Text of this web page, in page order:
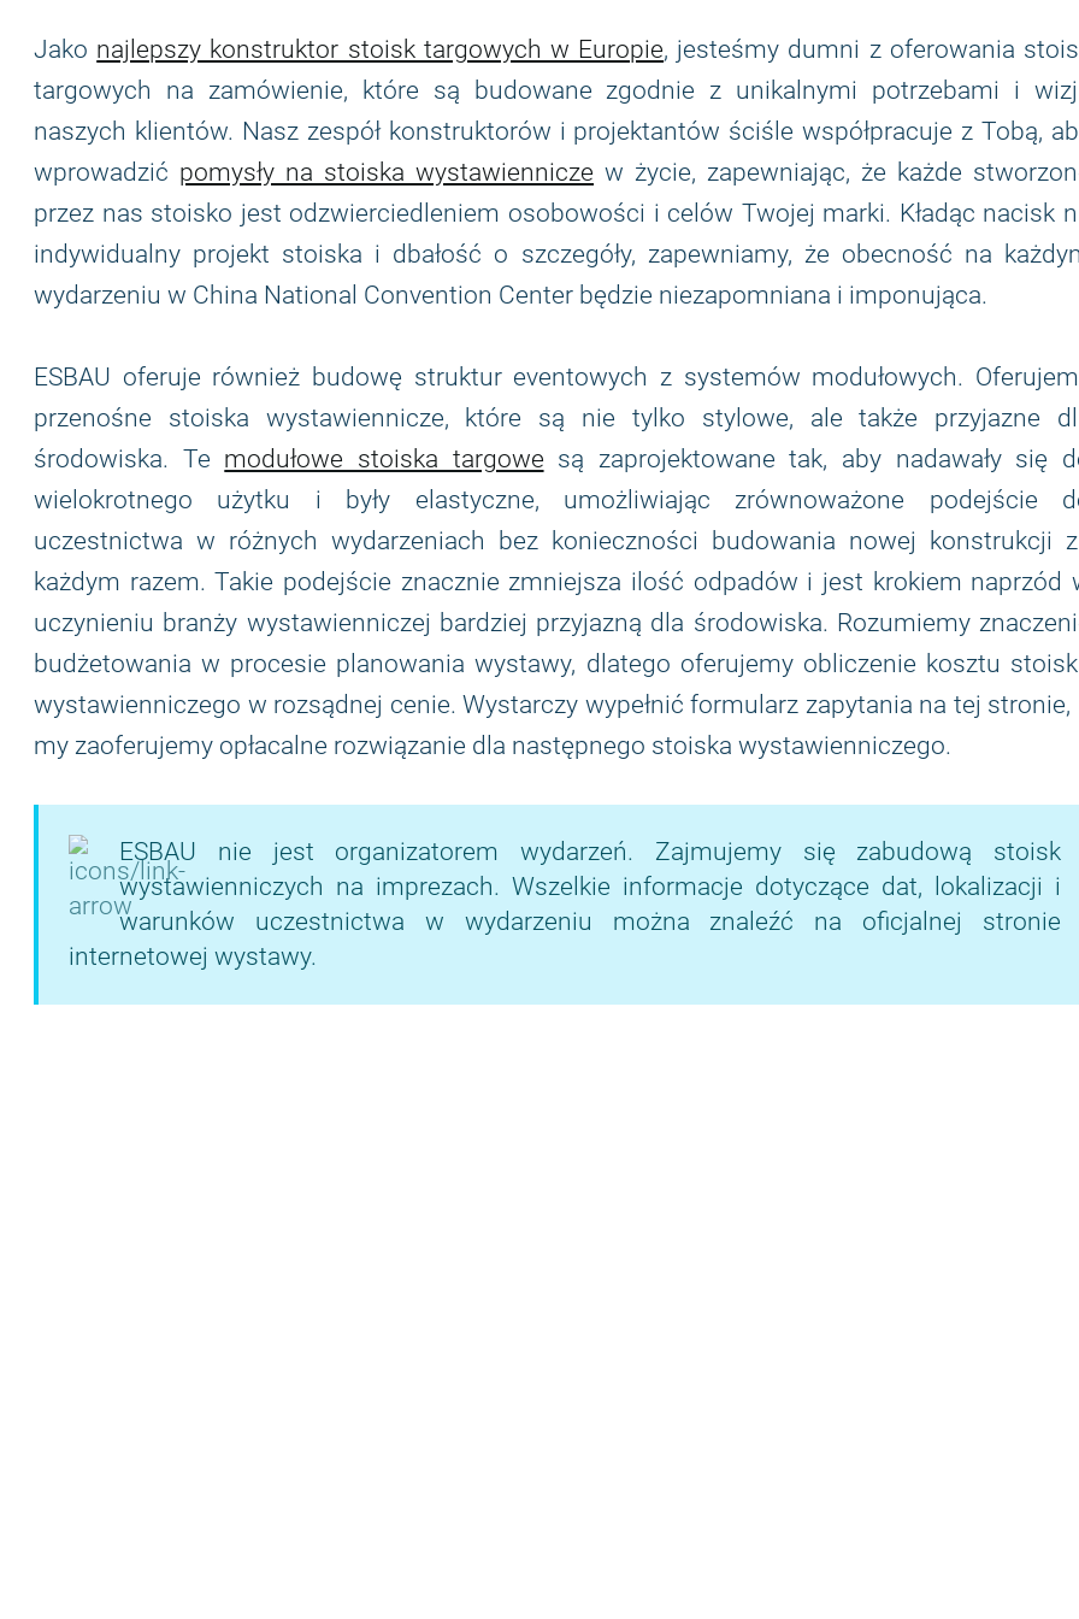
Jako najlepszy konstruktor stoisk targowych w Europie, jesteśmy dumni z oferowania
targowych na zamówienie, które są budowane zgodnie z unikalnymi potrzebami i
naszych klientów. Nasz zespół konstruktorów i projektantów ściśle współpracuje z Tobą,
wprowadzić pomysły na stoiska wystawiennicze w życie, zapewniając, że każde
przez nas stoisko jest odzwierciedleniem osobowości i celów Twojej marki. Kładąc nacisk
indywidualny projekt stoiska i dbałość o szczegóły, zapewniamy, że obecność na
wydarzeniu w China National Convention Center będzie niezapomniana i imponująca.
ESBAU oferuje również budowę struktur eventowych z systemów modułowych.
przenośne stoiska wystawiennicze, które są nie tylko stylowe, ale także przyjazne
środowiska. Te modułowe stoiska targowe są zaprojektowane tak, aby nadawały się
wielokrotnego użytku i były elastyczne, umożliwiając zrównoważone podejście
uczestnictwa w różnych wydarzeniach bez konieczności budowania nowej konstrukcji
każdym razem. Takie podejście znacznie zmniejsza ilość odpadów i jest krokiem naprzód
uczynieniu branży wystawienniczej bardziej przyjazną dla środowiska. Rozumiemy
budżetowania w procesie planowania wystawy, dlatego oferujemy obliczenie kosztu
wystawienniczego w rozsądnej cenie. Wystarczy wypełnić formularz zapytania na tej stronie,
my zaoferujemy opłacalne rozwiązanie dla następnego stoiska wystawienniczego.
ESBAU nie jest organizatorem wydarzeń. Zajmujemy się zabudową stoisk
wystawienniczych na imprezach. Wszelkie informacje dotyczące dat, lokalizacji i
warunków uczestnictwa w wydarzeniu można znaleźć na oficjalnej stronie
internetowej wystawy.